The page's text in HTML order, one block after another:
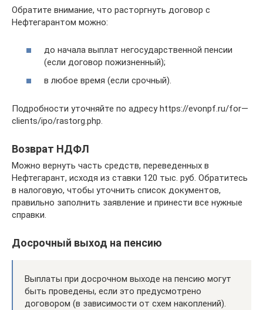
Обратите внимание, что расторгнуть договор с
Нефтегарантом можно:
до начала выплат негосударственной пенсии
(если договор пожизненный);
в любое время (если срочный).
Подробности уточняйте по адресу https://evonpf.ru/for—
clients/ipo/rastorg.php.
Возврат НДФЛ
Можно вернуть часть средств, переведенных в
Нефтегарант, исходя из ставки 120 тыс. руб. Обратитесь
в налоговую, чтобы уточнить список документов,
правильно заполнить заявление и принести все нужные
справки.
Досрочный выход на пенсию
Выплаты при досрочном выходе на пенсию могут
быть проведены, если это предусмотрено
договором (в зависимости от схем накоплений).